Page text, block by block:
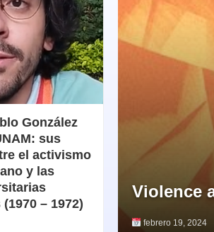
González
sus
el activismo
y las
– 1972)
Violence
febrero 19, 2024